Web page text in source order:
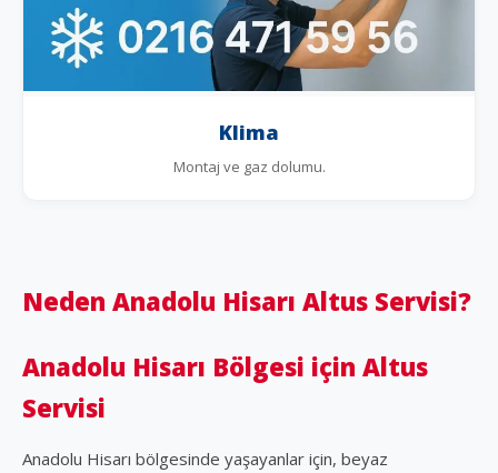
Klima
Montaj ve gaz dolumu.
Neden Anadolu Hisarı Altus Servisi?
Anadolu Hisarı Bölgesi için Altus
Servisi
Anadolu Hisarı bölgesinde yaşayanlar için, beyaz